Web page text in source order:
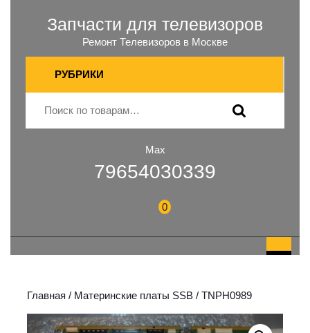
Запчасти для телевизоров
Ремонт Телевизоров в Москве
РУБРИКИ
Max
79654030339
0
Главная / Материнские платы SSB / TNPH0989